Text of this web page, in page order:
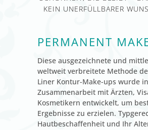
KEIN UNERFÜLLBARER
PERMANENT
Diese ausgezeichnete und
weltweit verbreitete Methode
Liner Kontur-Make-ups wurde
Zusammenarbeit mit Ärzten,
Kosmetikern entwickelt, um
Ergebnisse zu erzielen.
Hautbeschaffenheit und Ihr